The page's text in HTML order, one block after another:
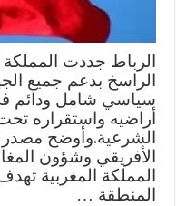
الرباط جددت المملكة
الراسخ بدعم جميع
سياسي شامل ودائم
أراضيه واستقراره
الشرعية.وأوضح مصدر
الأفريقي وشؤون
المملكة المغربية
المنطقة …